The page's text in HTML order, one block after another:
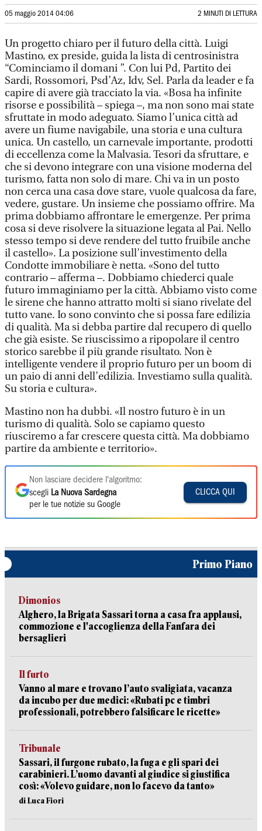
05 maggio 2014 04:06 2 MINUTI DI LETTURA
Un progetto chiaro per il futuro della città. Luigi
Mastino, ex preside, guida la lista di centrosinistra
“Cominciamo il domani ”. Con lui Pd, Partito dei
Sardi, Rossomori, Psd’Az, Idv, Sel. Parla da leader e fa
capire di avere già tracciato la via. «Bosa ha infinite
risorse e possibilità – spiega –, ma non sono mai state
sfruttate in modo adeguato. Siamo l’unica città ad
avere un fiume navigabile, una storia e una cultura
unica. Un castello, un carnevale importante, prodotti
di eccellenza come la Malvasia. Tesori da sfruttare, e
che si devono integrare con una visione moderna del
turismo, fatta non solo di mare. Chi va in un posto
non cerca una casa dove stare, vuole qualcosa da fare,
vedere, gustare. Un insieme che possiamo offrire. Ma
prima dobbiamo affrontare le emergenze. Per prima
cosa si deve risolvere la situazione legata al Pai. Nello
stesso tempo si deve rendere del tutto fruibile anche
il castello». La posizione sull’investimento della
Condotte immobiliare è netta. «Sono del tutto
contrario – afferma –. Dobbiamo chiederci quale
futuro immaginiamo per la città. Abbiamo visto come
le sirene che hanno attratto molti si siano rivelate del
tutto vane. Io sono convinto che si possa fare edilizia
di qualità. Ma si debba partire dal recupero di quello
che già esiste. Se riuscissimo a ripopolare il centro
storico sarebbe il più grande risultato. Non è
intelligente vendere il proprio futuro per un boom di
un paio di anni dell’edilizia. Investiamo sulla qualità.
Su storia e cultura».
Mastino non ha dubbi. «Il nostro futuro è in un
turismo di qualità. Solo se capiamo questo
riusciremo a far crescere questa città. Ma dobbiamo
partire da ambiente e territorio».
Non lasciare decidere l'algoritmo:
scegli La Nuova Sardegna
per le tue notizie su Google
CLICCA QUI
Primo Piano
Dimonios
Alghero, la Brigata Sassari torna a casa fra applausi,
commozione e l'accoglienza della Fanfara dei
bersaglieri
Il furto
Vanno al mare e trovano l’auto svaligiata, vacanza
da incubo per due medici: «Rubati pc e timbri
professionali, potrebbero falsificare le ricette»
Tribunale
Sassari, il furgone rubato, la fuga e gli spari dei
carabinieri. L’uomo davanti al giudice si giustifica
così: «Volevo guidare, non lo facevo da tanto»
di Luca Fiori